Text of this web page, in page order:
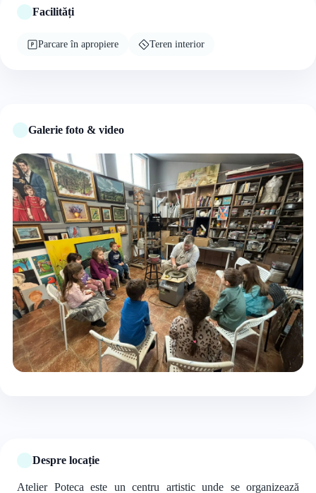
Facilități
Parcare în apropiere Teren interior
Galerie foto & video
Despre locație
Atelier Poteca este un centru artistic unde se organizează